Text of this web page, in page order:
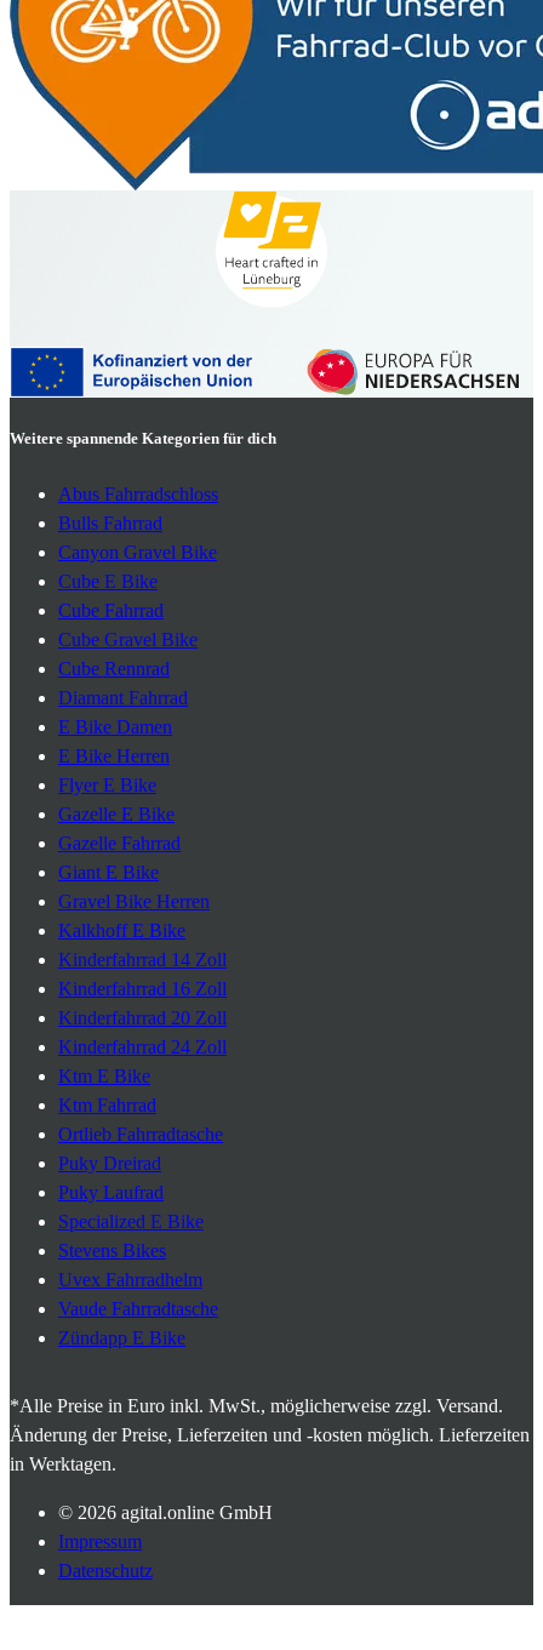
Weitere spannende Kategorien für dich
Abus Fahrradschloss
Bulls Fahrrad
Canyon Gravel Bike
Cube E Bike
Cube Fahrrad
Cube Gravel Bike
Cube Rennrad
Diamant Fahrrad
E Bike Damen
E Bike Herren
Flyer E Bike
Gazelle E Bike
Gazelle Fahrrad
Giant E Bike
Gravel Bike Herren
Kalkhoff E Bike
Kinderfahrrad 14 Zoll
Kinderfahrrad 16 Zoll
Kinderfahrrad 20 Zoll
Kinderfahrrad 24 Zoll
Ktm E Bike
Ktm Fahrrad
Ortlieb Fahrradtasche
Puky Dreirad
Puky Laufrad
Specialized E Bike
Stevens Bikes
Uvex Fahrradhelm
Vaude Fahrradtasche
Zündapp E Bike
*Alle Preise in Euro inkl. MwSt., möglicherweise zzgl. Versand.
Änderung der Preise, Lieferzeiten und -kosten möglich. Lieferzeiten
in Werktagen.
© 2026 agital.online GmbH
Impressum
Datenschutz